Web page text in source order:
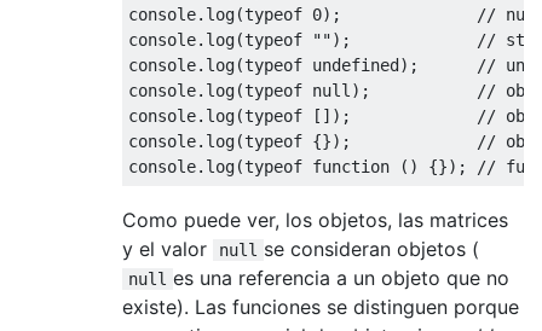
console. log(typeof 0);
//
console. log(typeof "");
//
console. log(typeof undefined);
//
console. log(typeof null );
//
console. log(typeof []);
//
console. log(typeof {});
//
console. log(typeof function () {}); //
Como puede ver, los objetos, las matrices
y el valor
null se consideran objetos (
null es una referencia a un objeto que no
existe). Las funciones se distinguen porque